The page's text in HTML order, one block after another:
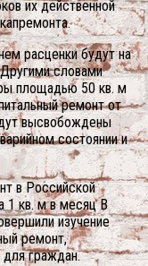
их действенной
расценки будут на
словами
площадью 50 кв. м
ремонт от
высвобождены
состоянии и
в Российской
1 кв. м в месяц В
изучение
ремонт,
граждан.